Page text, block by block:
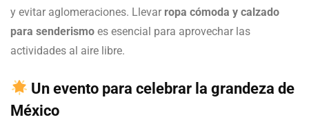
y evitar aglomeraciones. Llevar ropa cómoda y calzado
para senderismo es esencial para aprovechar las
actividades al aire libre.
Un evento para celebrar la grandeza de
México